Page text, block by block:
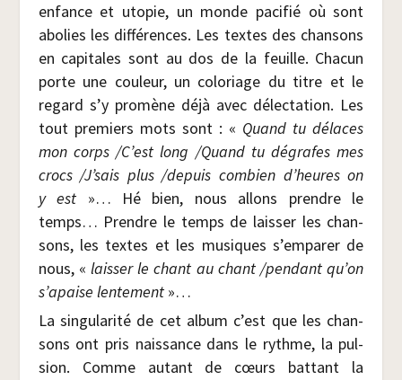
enfance et uto­pie, un monde paci­fié où sont
abo­lies les dif­fé­rences. Les textes des chan­sons
en capi­tales sont au dos de la feuille. Cha­cun
porte une cou­leur, un colo­riage du titre et le
regard s’y pro­mène déjà avec délec­ta­tion. Les
tout pre­miers mots sont : « Quand tu délaces
mon corps /​C’est long /​Quand tu dégrafes mes
crocs /​J’sais plus /​depuis com­bien d’heures on
y est »… Hé bien, nous allons prendre le
temps… Prendre le temps de lais­ser les chan­
sons, les textes et les musiques s’emparer de
nous, «lais­ser le chant au chant /​pen­dant qu’on
s’apaise len­te­ment»…
La sin­gu­la­ri­té de cet album c’est que les chan­
sons ont pris nais­sance dans le rythme, la pul­
sion. Comme autant de cœurs bat­tant la